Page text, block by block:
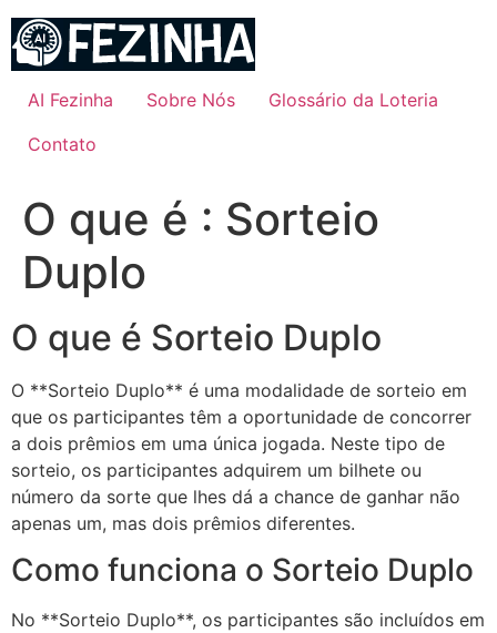
para
conteúdo
AI Fezinha Sobre Nós
Glossário da Loteria
Contato
O que é : Sorteio
Duplo
O que é Sorteio Duplo
O **Sorteio Duplo** é uma modalidade de sorteio em
que os participantes têm a oportunidade de concorrer
a dois prêmios em uma única jogada. Neste tipo de
sorteio, os participantes adquirem um bilhete ou
número da sorte que lhes dá a chance de ganhar não
apenas um, mas dois prêmios diferentes.
Como funciona o Sorteio Duplo
No **Sorteio Duplo**, os participantes são incluídos em